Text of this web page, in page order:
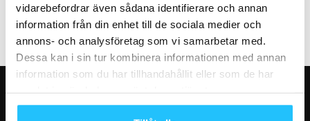
vidarebefordrar även sådana identifierare och annan
information från din enhet till de sociala medier och
annons- och analysföretag som vi samarbetar med.
Dessa kan i sin tur kombinera informationen med annan
information som du har tillhandahållit eller som de har
VÅRA FAVORITER